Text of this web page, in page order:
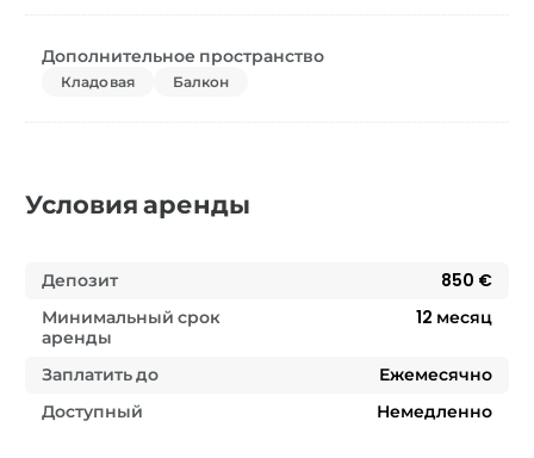
Дополнительное пространство
Кладовая Балкон
Условия аренды
Депозит
850 €
Минимальный срок
аренды
12 месяц
Заплатить до
Ежемесячно
Доступный
Немедленно